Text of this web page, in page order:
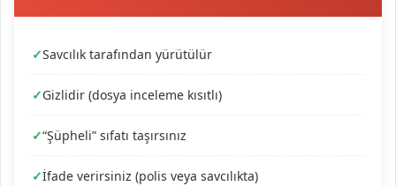
Savcılık tarafından yürütülür
Gizlidir (dosya inceleme kısıtlı)
“Şüpheli” sıfatı taşırsınız
İfade verirsiniz (polis veya savcılıkta)